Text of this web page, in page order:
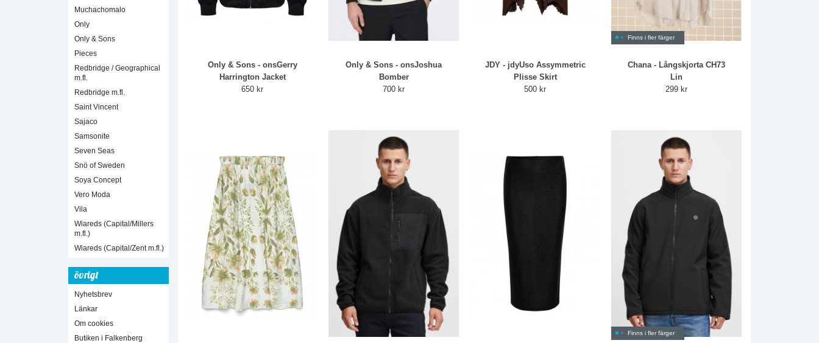
Muchachomalo
Only
Only & Sons
Pieces
Redbridge / Geographical
m.fl.
Redbridge m.fl.
Saint Vincent
Sajaco
Samsonite
Seven Seas
Snö of Sweden
Soya Concept
Vero Moda
Vila
Wiareds (Capital/Millers
m.fl.)
Wiareds (Capital/Zent m.fl.)
övrigt
Nyhetsbrev
Länkar
Om cookies
Butiken i Falkenberg
Only & Sons - onsGerry
Harrington Jacket
650 kr
Only & Sons - onsJoshua
Bomber
700 kr
JDY - jdyUso Assymmetric
Plisse Skirt
500 kr
Finns i fler färger
Chana - Långskjorta CH73
Lin
299 kr
Finns i fler färger